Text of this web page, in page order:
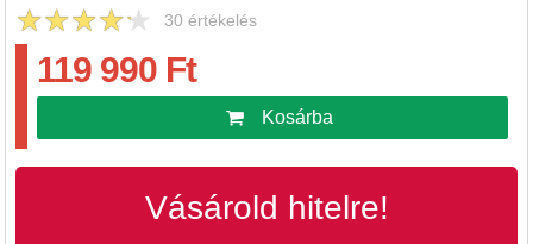
30 értékelés
119 990 Ft
Kosárba
Vásárold hitelre!